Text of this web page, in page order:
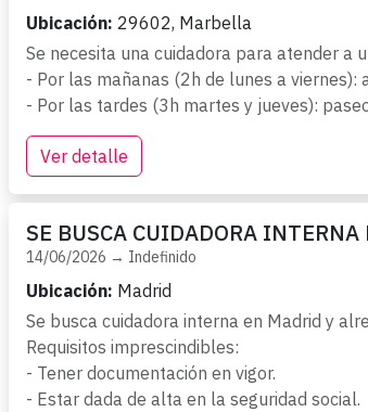
Ubicación: 29602, Marbella
Se necesita una cuidadora para atender a
- Por las mañanas (2h de lunes a viernes):
- Por las tardes (3h martes y jueves):
Ver detalle
SE BUSCA CUIDADORA
14/06/2026 → Indefinido
Ubicación: Madrid
Se busca cuidadora interna en Madrid y
Requisitos imprescindibles:
- Tener documentación en vigor.
- Estar dada de alta en la seguridad social.